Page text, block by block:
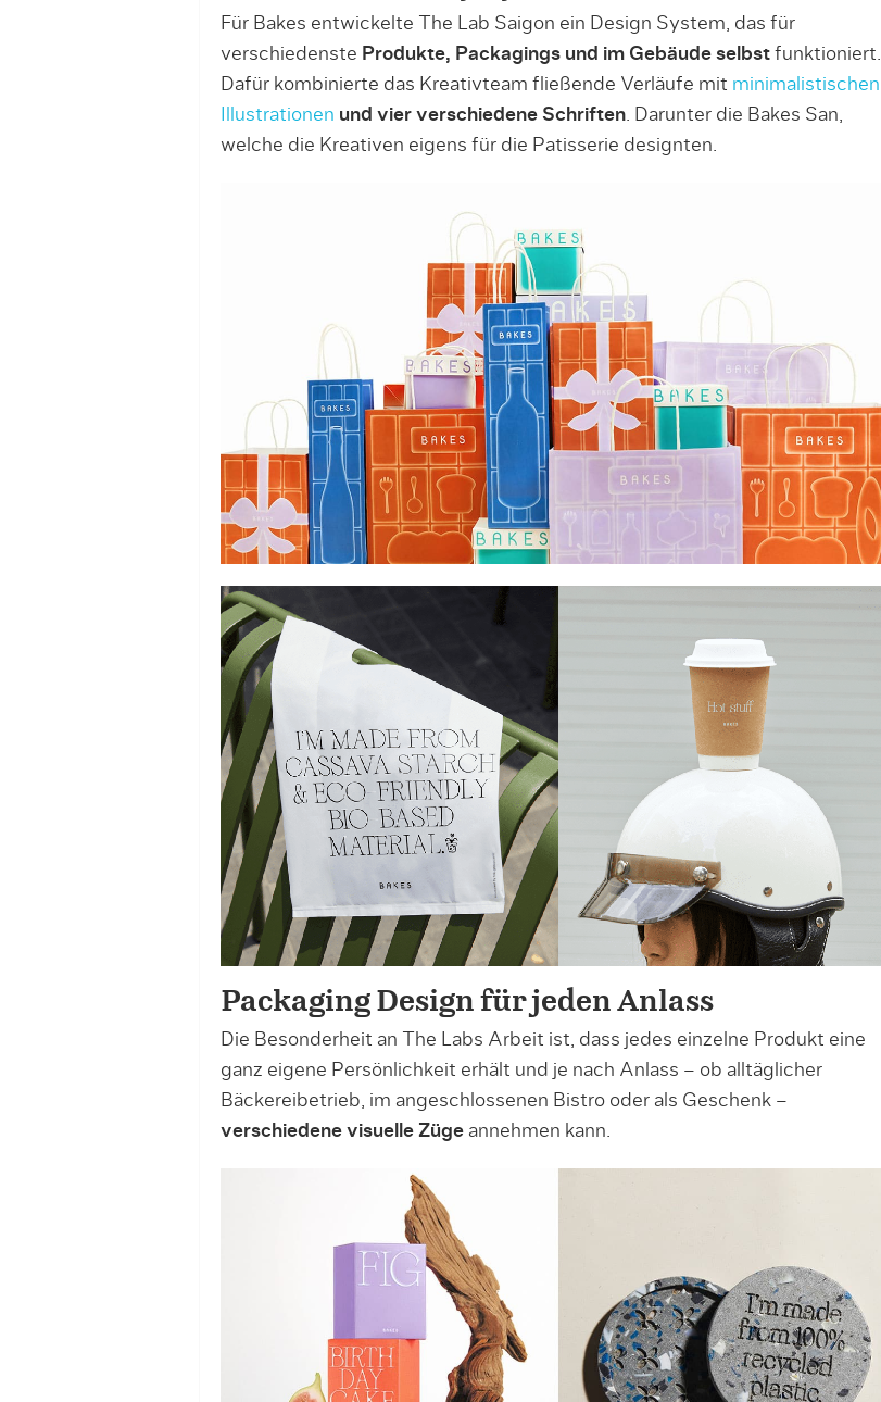
Für Bakes entwickelte The Lab Saigon ein Design System, das für
verschiedenste Produkte, Packagings und im Gebäude selbstfunktioniert.
Dafür kombinierte das Kreativteam fließende Verläufe mit minimalistischen
Illustrationen und vier verschiedene Schriften. Darunter die Bakes San,
welche die Kreativen eigens für die Patisserie designten.
Packaging Design für jeden Anlass
Die Besonderheit an The Labs Arbeit ist, dass jedes einzelne Produkt eine
ganz eigene Persönlichkeit erhält und je nach Anlass – ob alltäglicher
Bäckereibetrieb, im angeschlossenen Bistro oder als Geschenk –
verschiedene visuelle Zügeannehmen kann.